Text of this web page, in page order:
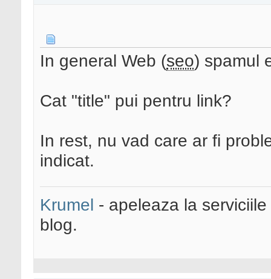
In general Web (seo) spamul
Cat "title" pui pentru link?
In rest, nu vad care ar fi
indicat.
Krumel - apeleaza la
blog.